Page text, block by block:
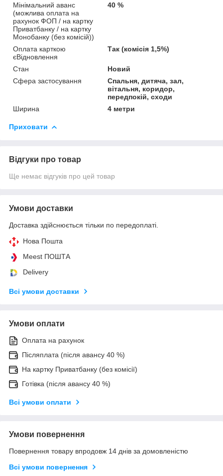
Мінімальний аванс
(можлива оплата на
рахунок ФОП / на картку
Приватбанку / на картку
Монобанку (без комісій))
40 %
Оплата карткою
єВідновлення
Так (комісія 1,5%)
Стан
Новий
Сфера застосування
Спальня, дитяча, зал,
вітальня, коридор,
передпокій, сходи
Ширина
4 метри
Приховати
Відгуки про товар
Ще немає відгуків про цей товар
Умови доставки
Доставка здійснюється тільки по передоплаті.
Нова Пошта
Meest ПОШТА
Delivery
Всі умови доставки
Умови оплати
Оплата на рахунок
Післяплата (після авансу 40 %)
На картку Приватбанку (без комісії)
Готівка (після авансу 40 %)
Всі умови оплати
Умови повернення
Повернення товару впродовж 14 днів за домовленістю
Всі умови повернення